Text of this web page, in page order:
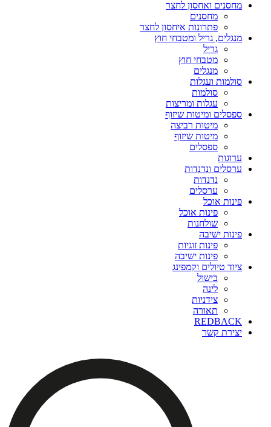
מחסנים ואחסון לחצר
מחסנים
פתרונות איחסון לחצר
מנגלים, גריל ומטבחי חוץ
גריל
מטבחי חוץ
מנגלים
סולמות ועגלות
סולמות
עגלות ומריצות
ספסלים ומיטות שיזוף
מיטות רביצה
מיטות שיזוף
ספסלים
ערוגות
ערסלים ונדנדות
נדנדות
ערסלים
פינות אוכל
פינות אוכל
שולחנות
פינות ישיבה
פינות זוגיות
פינות ישיבה
ציוד טיולים וקמפינג
בישול
לינה
צידניות
תאורה
REDBACK
יצירת קשר